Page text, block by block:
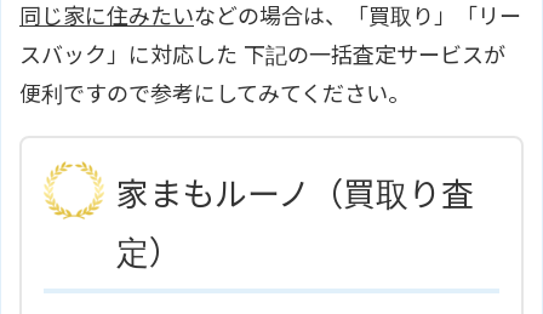
同じ家に住みたいなどの場合は、「買取り」「リー
スバック」に対応した 下記の一括査定サービスが
便利ですので参考にしてみてください。
家まもルーノ（買取り査
定）